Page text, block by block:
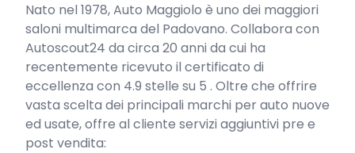
Nato nel 1978, Auto Maggiolo è uno dei maggiori
saloni multimarca del Padovano. Collabora con
Autoscout24 da circa 20 anni da cui ha
recentemente ricevuto il certificato di
eccellenza con 4.9 stelle su 5 . Oltre che offrire
vasta scelta dei principali marchi per auto nuove
ed usate, offre al cliente servizi aggiuntivi pre e
post vendita: